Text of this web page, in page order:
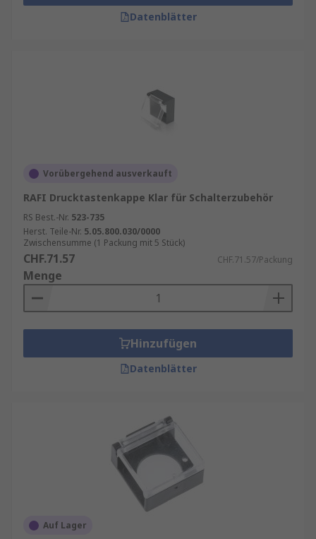
Datenblätter
Vorübergehend ausverkauft
RAFI Drucktastenkappe Klar für Schalterzubehör
RS Best.-Nr. 523-735
Herst. Teile-Nr. 5.05.800.030/0000
Zwischensumme (1 Packung mit 5 Stück)
CHF.71.57 CHF.71.57/Packung
Menge
Hinzufügen
Datenblätter
Auf Lager